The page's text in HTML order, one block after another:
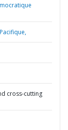
cross-cutting